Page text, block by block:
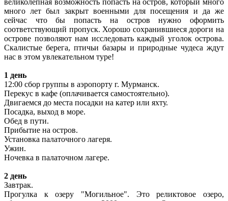
великолепная возможность попасть на остров, который много
много лет был закрыт военными для посещения и да же
сейчас что бы попасть на остров нужно оформить
соответствующий пропуск. Хорошо сохранившиеся дороги на
острове позволяют нам исследовать каждый уголок острова.
Скалистые берега, птичьи базары и природные чудеса ждут
нас в этом увлекательном туре!
1 день
12:00 сбор группы в аэропорту г. Мурманск.
Перекус в кафе (оплачивается самостоятельно).
Двигаемся до места посадки на катер или яхту.
Посадка, выход в море.
Обед в пути.
Прибытие на остров.
Установка палаточного лагеря.
Ужин.
Ночевка в палаточном лагере.
2 день
Завтрак.
Прогулка к озеру "Могильное". Это реликтовое озеро,